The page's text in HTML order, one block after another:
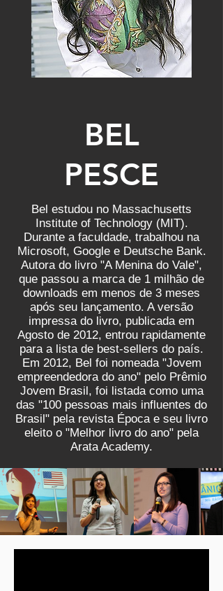
BEL
PESCE
Bel estudou no Massachusetts
Institute of Technology (MIT).
Durante a faculdade, trabalhou na
Microsoft, Google e Deutsche Bank.
Autora do livro "A Menina do Vale",
que passou a marca de 1 milhão de
downloads em menos de 3 meses
após seu lançamento. A versão
impressa do livro, publicada em
Agosto de 2012, entrou rapidamente
para a lista de best-sellers do país.
Em 2012, Bel foi nomeada "Jovem
empreendedora do ano" pelo Prêmio
Jovem Brasil, foi listada como uma
das "100 pessoas mais influentes do
Brasil" pela revista Época e seu livro
eleito o "Melhor livro do ano" pela
Arata Academy.